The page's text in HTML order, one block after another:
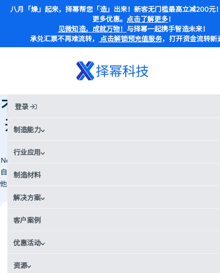
八月「燥」起来，择幂帮您「造」出来！新客无门槛最高立减200元
更多优惠。 点击了解更多！
见微知造，成就万物！ 与择幂一起携手智造未来！
承兑汇票不再难流转， 点击解锁预充值服务，打开资金流转新
登录
制造能力
行业应用
制造材料
解决方案
客户案例
优惠活动
资源
不到 2 周内，Xometry择幂科技助力
开发适用于苹果 AirTag 的自行车支
New Things Lab 的 Nyckle Sijtsma 在 Apple 发布会后立即设计了 AirTag
自行车支架。借助 Xometry 择幂科技 的 MJF 3D 打印和 PA12 尼龙材料，
他生产了耐用的高精度部件，质量媲美注塑成型尼龙。该项目从概念到上
市仅用两周，收到了来自 13 个国家的预订单。
行业
国家